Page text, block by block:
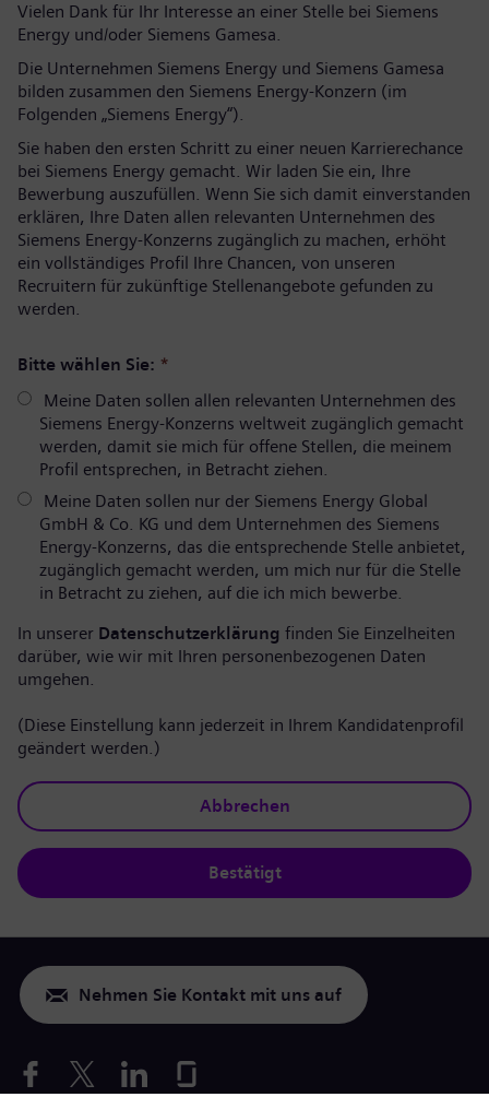
Vielen Dank für Ihr Interesse an einer Stelle bei Siemens
Energy und/oder Siemens Gamesa.
Die Unternehmen Siemens Energy und Siemens Gamesa
bilden zusammen den Siemens Energy-Konzern (im
Folgenden „Siemens Energy“).
Sie haben den ersten Schritt zu einer neuen Karrierechance
bei Siemens Energy gemacht. Wir laden Sie ein, Ihre
Bewerbung auszufüllen. Wenn Sie sich damit einverstanden
erklären, Ihre Daten allen relevanten Unternehmen des
Siemens Energy-Konzerns zugänglich zu machen, erhöht
ein vollständiges Profil Ihre Chancen, von unseren
Recruitern für zukünftige Stellenangebote gefunden zu
werden.
Bitte wählen Sie: *
Meine Daten sollen allen relevanten Unternehmen des
Siemens Energy-Konzerns weltweit zugänglich gemacht
werden, damit sie mich für offene Stellen, die meinem
Profil entsprechen, in Betracht ziehen.
Meine Daten sollen nur der Siemens Energy Global
GmbH & Co. KG und dem Unternehmen des Siemens
Energy-Konzerns, das die entsprechende Stelle anbietet,
zugänglich gemacht werden, um mich nur für die Stelle
in Betracht zu ziehen, auf die ich mich bewerbe.
In unserer Datenschutzerklärung finden Sie Einzelheiten
darüber, wie wir mit Ihren personenbezogenen Daten
umgehen.
(Diese Einstellung kann jederzeit in Ihrem Kandidatenprofil
geändert werden.)
Abbrechen
Bestätigt
Nehmen Sie Kontakt mit uns auf